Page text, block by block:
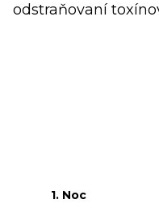
odstraňovaní
1. Noc